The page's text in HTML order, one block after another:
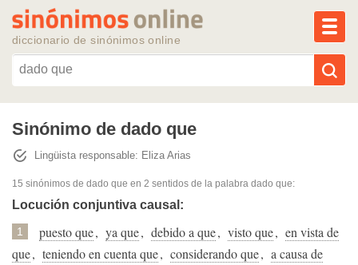
diccionario de sinónimos online
Reescribir texto con IA
Sinónimos populares
Temas populares
Temas recientes
Sinónimo de dado que
Lingüista responsable: Eliza Arias
15 sinónimos de dado que en 2 sentidos de la palabra dado que:
Locución conjuntiva causal:
1 puesto que, ya que, debido a que, visto que, en vista de
que, teniendo en cuenta que, considerando que, a causa de